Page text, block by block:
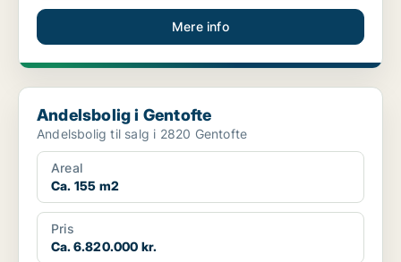
Mere info
Andelsbolig i Gentofte
Andelsbolig i Gentofte
Andelsbolig til salg i 2820 Gentofte
Areal
Ca. 155 m2
Pris
Ca. 6.820.000 kr.